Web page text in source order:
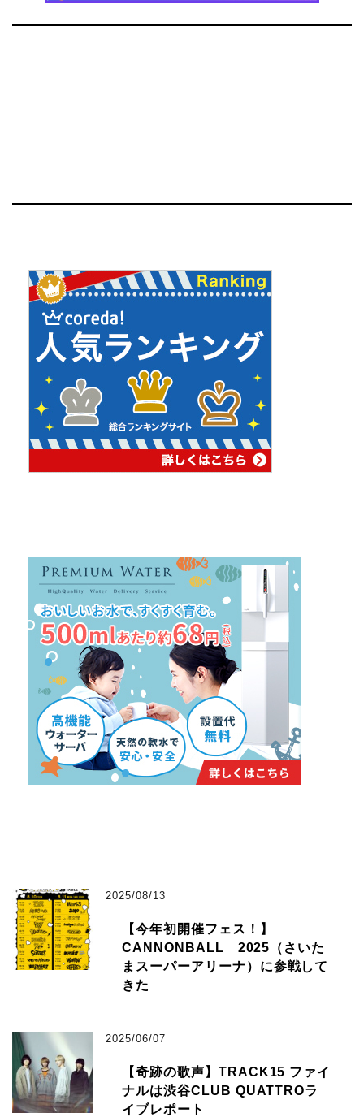
2025/08/13
【今年初開催フェス！】
CANNONBALL 2025（さいた
まスーパーアリーナ）に参戦して
きた
2025/06/07
【奇跡の歌声】TRACK15 ファイ
ナルは渋谷CLUB QUATTROラ
イブレポート